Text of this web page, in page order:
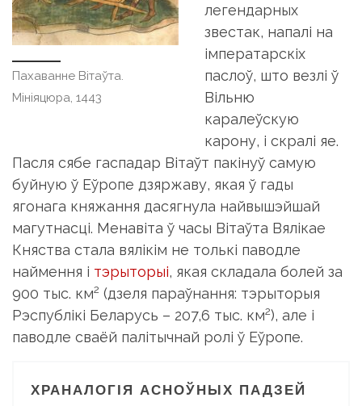
Пахаванне Вітаўта.
Мініяцюра, 1443
легендарных
звестак, напалі на
імператарскіх
паслоў, што везлі ў
Вільню
каралеўскую
карону, і скралі яе.
Пасля сябе гаспадар Вітаўт пакінуў самую
буйную ў Еўропе дзяржаву, якая ў гады
ягонага княжання дасягнула найвышэйшай
магутнасці. Менавіта ў часы Вітаўта Вялікае
Княства стала вялікім не толькі паводле
наймення і тэрыторыі, якая складала болей за
900 тыс. км2 (дзеля параўнання: тэрыторыя
Рэспублікі Беларусь – 207,6 тыс. км2), але і
паводле сваёй палітычнай ролі ў Еўропе.
ХРАНАЛОГІЯ АСНОЎНЫХ ПАДЗЕЙ